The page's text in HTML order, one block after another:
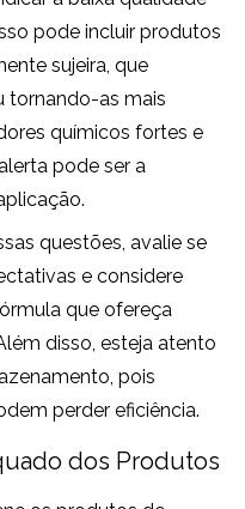
pode incluir produtos
sujeira, que
tornando-as mais
químicos fortes e
pode ser a
questões, avalie se
e considere
que ofereça
disso, esteja atento
pois
perder eficiência.
dos Produtos